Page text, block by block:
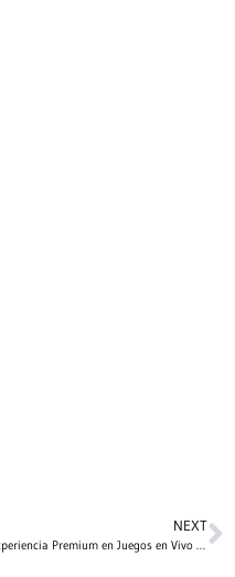
NEXT
Experiencia Premium en Juegos en Vivo y Slots con Tecnología HTML5 en Casino Online